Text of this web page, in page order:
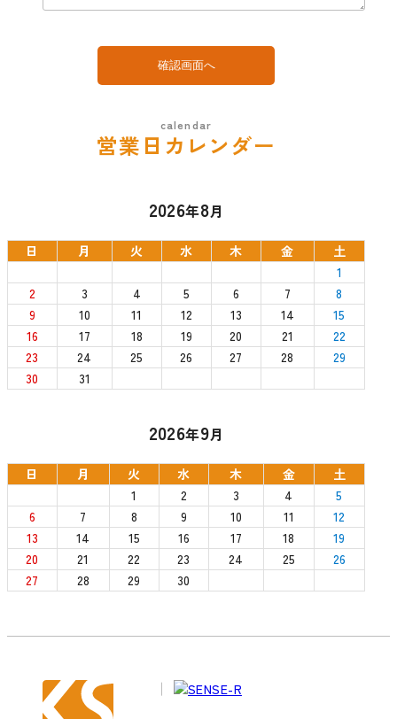
確認画面へ
営業日カレンダー
2026年8月
日 月 火 水 木 金
土
1
2
3 4 5 6 7
8
9
10 11 12 13 14
15
16
17 18 19 20 21
22
23
24 25 26 27 28
29
30
31
2026年9月
日 月 火 水 木 金
土
1
2 3 4
5
6
7 8 9 10 11
12
13
14 15 16 17 18
19
20
21 22 23 24 25
26
27
28 29 30